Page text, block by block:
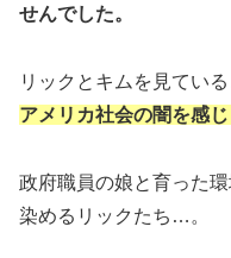
せんでした。
リックとキムを見てい
アメリカ社会の闇を感じ
政府職員の娘と育った
染めるリックたち…。